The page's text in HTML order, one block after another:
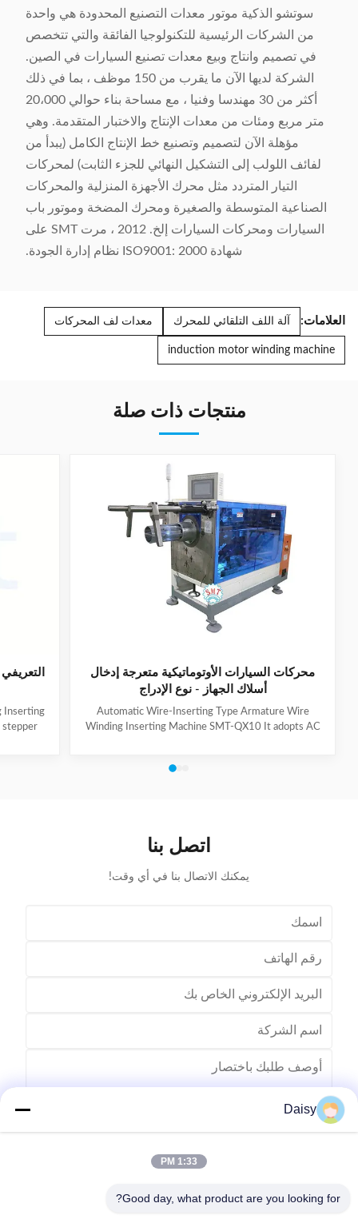
سوتشو الذكية موتور معدات التصنيع المحدودة هي واحدة
من الشركات الرئيسية للتكنولوجيا الفائقة والتي تتخصص
في تصميم وانتاج وبيع معدات تصنيع السيارات في الصين.
الشركة لديها الآن ما يقرب من 150 موظف ، بما في ذلك
أكثر من 30 مهندسا وفنيا ، مع مساحة بناء حوالي 20،000
متر مربع ومئات من معدات الإنتاج والاختبار المتقدمة. وهي
مؤهلة الآن لتصميم وتصنيع خط الإنتاج الكامل (يبدأ من
لفائف اللولب إلى التشكيل النهائي للجزء الثابت) لمحركات
التيار المتردد مثل محرك الأجهزة المنزلية والمحركات
الصناعية المتوسطة والصغيرة ومحرك المضخة وموتور باب
السيارات ومحركات السيارات إلخ. 2012 ، مرت SMT على
شهادة ISO9001: 2000 نظام إدارة الجودة.
العلامات: آلة اللف التلقائي للمحرك معدات لف المحركات
induction motor winding machine
منتجات ذات صلة
محركات السيارات الأوتوماتيكية متعرجة إدخال
أسلاك الجهاز - نوع الإدراج
Automatic Wire-Inserting Type Armature Wire
Winding Inserting Machine SMT-QX10 It adopts AC
system. It can achieve wedge length setting, feeding,
machine control interface, it has the
Inserting
stepper
اتصل بنا
يمكنك الاتصال بنا في أي وقت!
يرسل
Daisy
1:33 PM
Good day, what product are you looking for?